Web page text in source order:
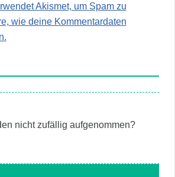
Akismet, um Spam zu
wie deine Kommentardaten
nicht zufällig aufgenommen?